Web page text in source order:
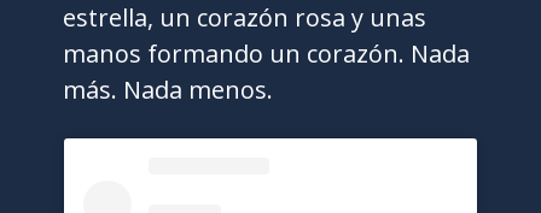
estrella, un corazón rosa y unas
manos formando un corazón. Nada
más. Nada menos.